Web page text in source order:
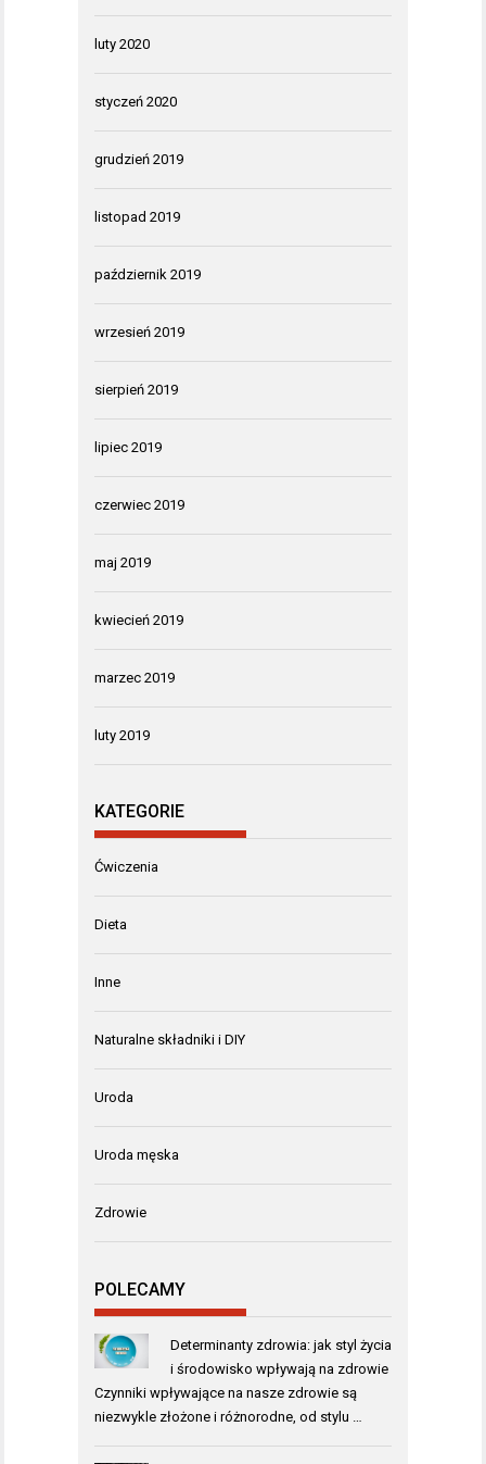
luty 2020
styczeń 2020
grudzień 2019
listopad 2019
październik 2019
wrzesień 2019
sierpień 2019
lipiec 2019
czerwiec 2019
maj 2019
kwiecień 2019
marzec 2019
luty 2019
KATEGORIE
Ćwiczenia
Dieta
Inne
Naturalne składniki i DIY
Uroda
Uroda męska
Zdrowie
POLECAMY
Determinanty zdrowia: jak styl życia
i środowisko wpływają na zdrowie
Czynniki wpływające na nasze zdrowie są
niezwykle złożone i różnorodne, od stylu …